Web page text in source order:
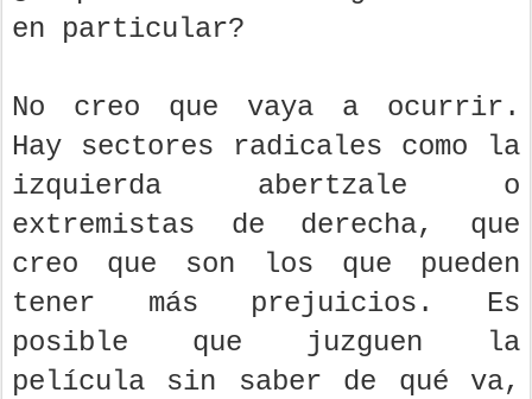
en particular?
No creo que vaya a ocurrir.
Hay sectores radicales como la
izquierda abertzale o
extremistas de derecha, que
creo que son los que pueden
tener más prejuicios. Es
posible que juzguen la
película sin saber de qué va,